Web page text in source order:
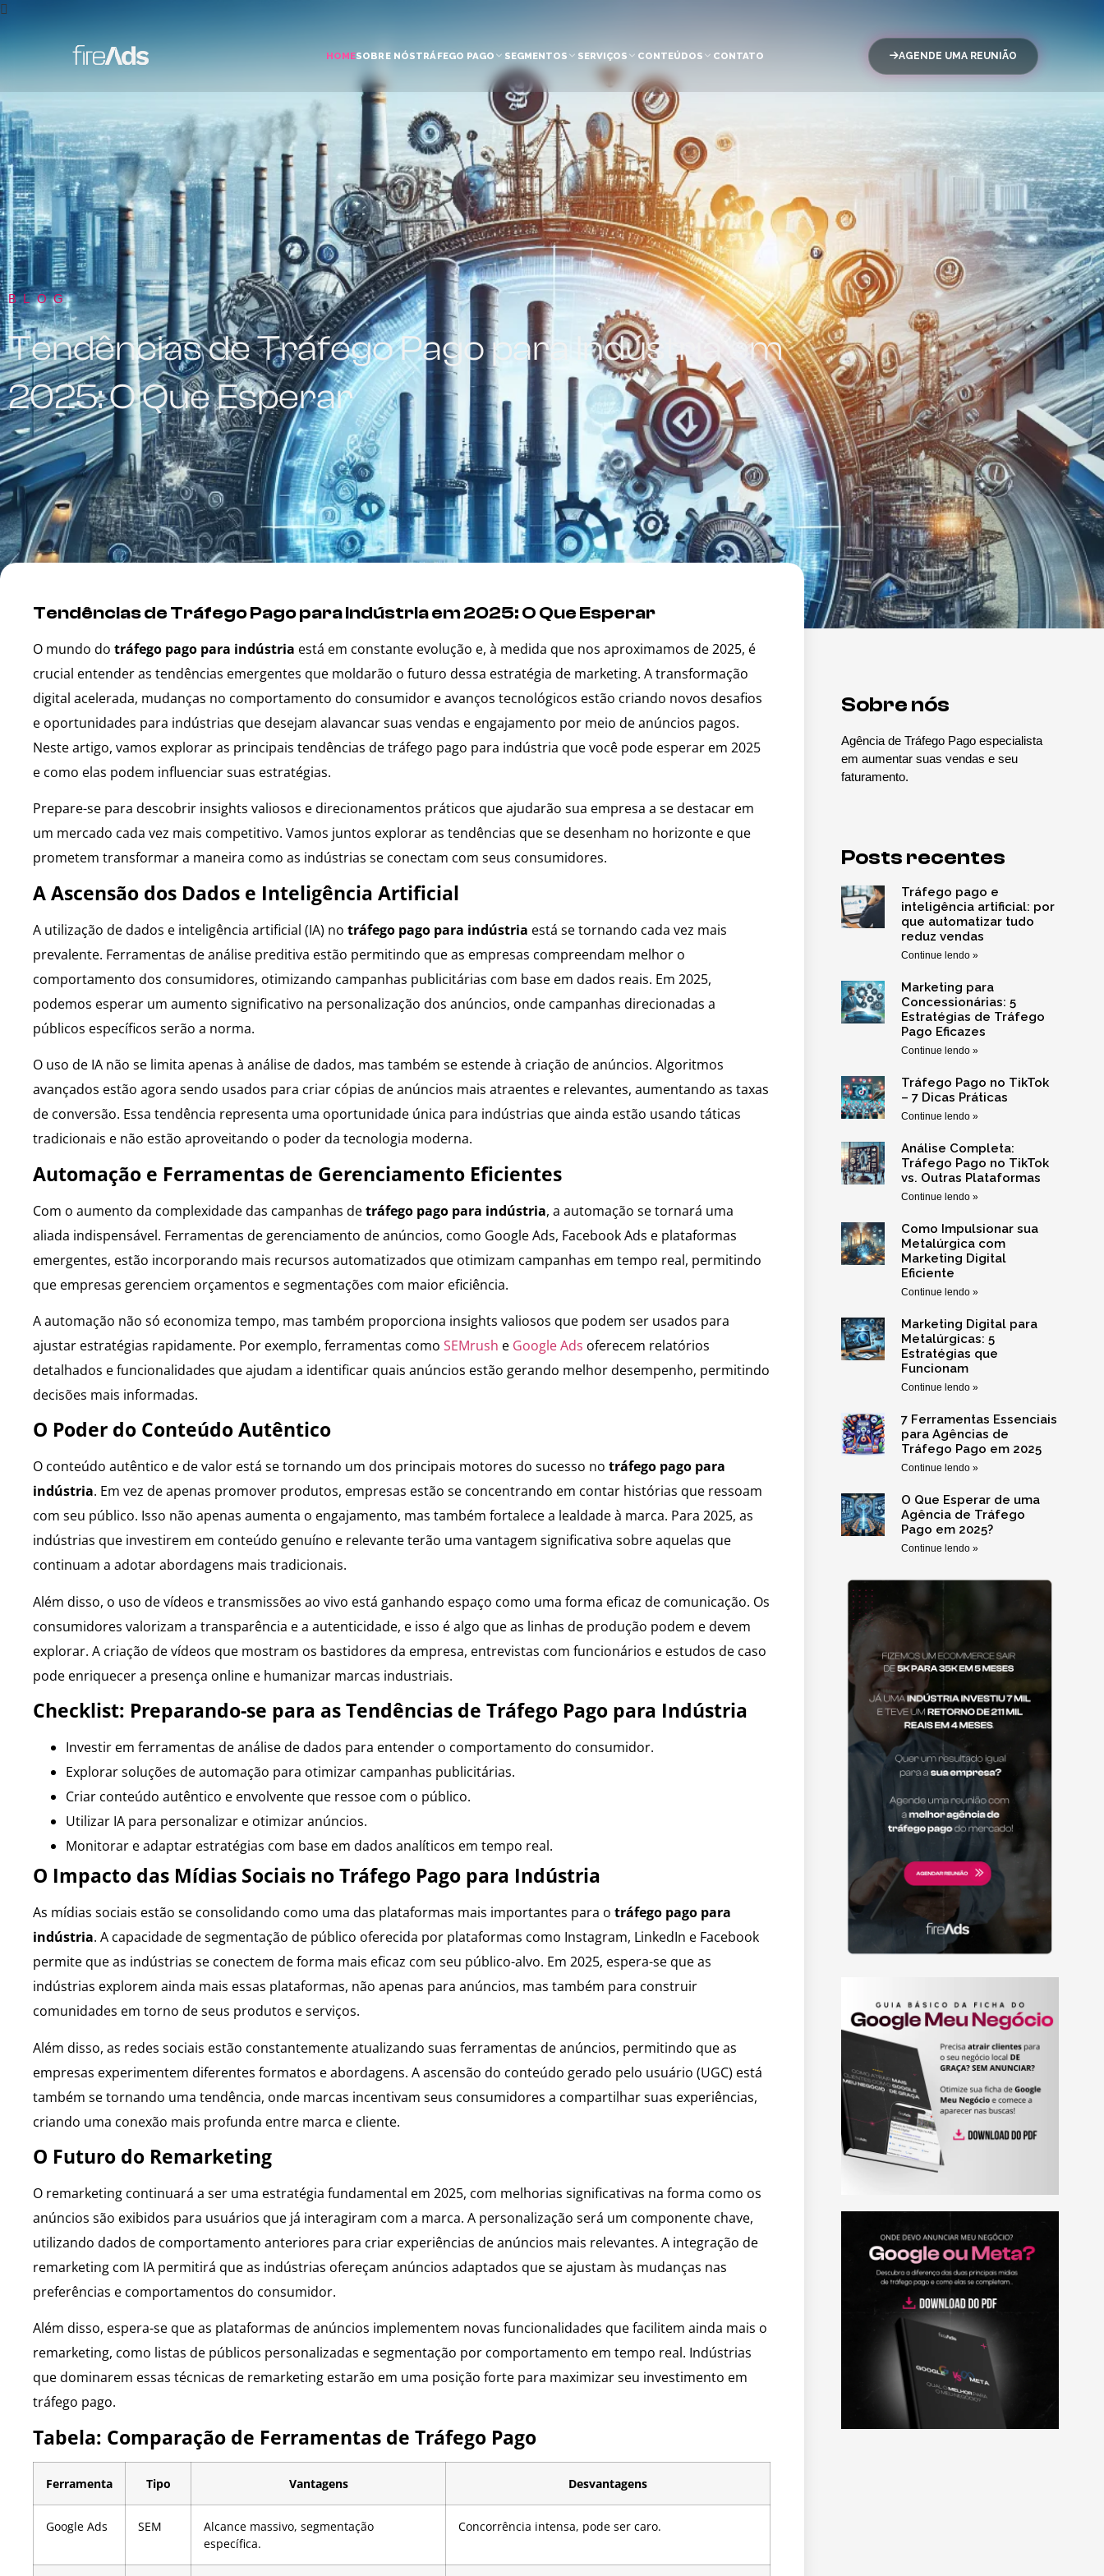
HOMESOBRE NÓSTRÁFEGO PAGO SEGMENTOS SERVIÇOS CONTEÚDOS CONTATO AGENDE UMA REUNIÃO
BLOG
Tendências de Tráfego Pago para Indústria em
2025: O Que Esperar
Tendências de Tráfego Pago para Indústria em 2025: O Que Esperar
O mundo do tráfego pago para indústria está em constante evolução e, à medida que nos aproximamos de 2025, é
crucial entender as tendências emergentes que moldarão o futuro dessa estratégia de marketing. A transformação
digital acelerada, mudanças no comportamento do consumidor e avanços tecnológicos estão criando novos desafios
e oportunidades para indústrias que desejam alavancar suas vendas e engajamento por meio de anúncios pagos.
Neste artigo, vamos explorar as principais tendências de tráfego pago para indústria que você pode esperar em 2025
e como elas podem influenciar suas estratégias.
Prepare-se para descobrir insights valiosos e direcionamentos práticos que ajudarão sua empresa a se destacar em
um mercado cada vez mais competitivo. Vamos juntos explorar as tendências que se desenham no horizonte e que
prometem transformar a maneira como as indústrias se conectam com seus consumidores.
A Ascensão dos Dados e Inteligência Artificial
A utilização de dados e inteligência artificial (IA) no tráfego pago para indústria está se tornando cada vez mais
prevalente. Ferramentas de análise preditiva estão permitindo que as empresas compreendam melhor o
comportamento dos consumidores, otimizando campanhas publicitárias com base em dados reais. Em 2025,
podemos esperar um aumento significativo na personalização dos anúncios, onde campanhas direcionadas a
públicos específicos serão a norma.
O uso de IA não se limita apenas à análise de dados, mas também se estende à criação de anúncios. Algoritmos
avançados estão agora sendo usados para criar cópias de anúncios mais atraentes e relevantes, aumentando as taxas
de conversão. Essa tendência representa uma oportunidade única para indústrias que ainda estão usando táticas
tradicionais e não estão aproveitando o poder da tecnologia moderna.
Automação e Ferramentas de Gerenciamento Eficientes
Com o aumento da complexidade das campanhas detráfego pago para indústria, a automação se tornará uma
aliada indispensável. Ferramentas de gerenciamento de anúncios, como Google Ads, Facebook Ads e plataformas
emergentes, estão incorporando mais recursos automatizados que otimizam campanhas em tempo real, permitindo
que empresas gerenciem orçamentos e segmentações com maior eficiência.
A automação não só economiza tempo, mas também proporciona insights valiosos que podem ser usados para
ajustar estratégias rapidamente. Por exemplo, ferramentas como SEMrush e Google Ads oferecem relatórios
detalhados e funcionalidades que ajudam a identificar quais anúncios estão gerando melhor desempenho, permitindo
decisões mais informadas.
O Poder do Conteúdo Autêntico
O conteúdo autêntico e de valor está se tornando um dos principais motores do sucesso no tráfego pago para
indústria. Em vez de apenas promover produtos, empresas estão se concentrando em contar histórias que ressoam
com seu público. Isso não apenas aumenta o engajamento, mas também fortalece a lealdade à marca. Para 2025, as
indústrias que investirem em conteúdo genuíno e relevante terão uma vantagem significativa sobre aquelas que
continuam a adotar abordagens mais tradicionais.
Além disso, o uso de vídeos e transmissões ao vivo está ganhando espaço como uma forma eficaz de comunicação. Os
consumidores valorizam a transparência e a autenticidade, e isso é algo que as linhas de produção podem e devem
explorar. A criação de vídeos que mostram os bastidores da empresa, entrevistas com funcionários e estudos de caso
pode enriquecer a presença online e humanizar marcas industriais.
Checklist: Preparando-se para as Tendências de Tráfego Pago para Indústria
Investir em ferramentas de análise de dados para entender o comportamento do consumidor.
Explorar soluções de automação para otimizar campanhas publicitárias.
Criar conteúdo autêntico e envolvente que ressoe com o público.
Utilizar IA para personalizar e otimizar anúncios.
Monitorar e adaptar estratégias com base em dados analíticos em tempo real.
O Impacto das Mídias Sociais no Tráfego Pago para Indústria
As mídias sociais estão se consolidando como uma das plataformas mais importantes para o tráfego pago para
indústria. A capacidade de segmentação de público oferecida por plataformas como Instagram, LinkedIn e Facebook
permite que as indústrias se conectem de forma mais eficaz com seu público-alvo. Em 2025, espera-se que as
indústrias explorem ainda mais essas plataformas, não apenas para anúncios, mas também para construir
comunidades em torno de seus produtos e serviços.
Além disso, as redes sociais estão constantemente atualizando suas ferramentas de anúncios, permitindo que as
empresas experimentem diferentes formatos e abordagens. A ascensão do conteúdo gerado pelo usuário (UGC) está
também se tornando uma tendência, onde marcas incentivam seus consumidores a compartilhar suas experiências,
criando uma conexão mais profunda entre marca e cliente.
O Futuro do Remarketing
O remarketing continuará a ser uma estratégia fundamental em 2025, com melhorias significativas na forma como os
anúncios são exibidos para usuários que já interagiram com a marca. A personalização será um componente chave,
utilizando dados de comportamento anteriores para criar experiências de anúncios mais relevantes. A integração de
remarketing com IA permitirá que as indústrias ofereçam anúncios adaptados que se ajustam às mudanças nas
preferências e comportamentos do consumidor.
Além disso, espera-se que as plataformas de anúncios implementem novas funcionalidades que facilitem ainda mais o
remarketing, como listas de públicos personalizadas e segmentação por comportamento em tempo real. Indústrias
que dominarem essas técnicas de remarketing estarão em uma posição forte para maximizar seu investimento em
tráfego pago.
Tabela: Comparação de Ferramentas de Tráfego Pago
Ferramenta Tipo Vantagens Desvantagens
Google Ads SEM
Alcance massivo, segmentação
específica.
Concorrência intensa, pode ser caro.
Sobre nós
Agência de Tráfego Pago especialista
em aumentar suas vendas e seu
faturamento.
Posts recentes
Tráfego pago e
inteligência artificial: por
que automatizar tudo
reduz vendas
Continue lendo »
Marketing para
Concessionárias: 5
Estratégias de Tráfego
Pago Eficazes
Continue lendo »
Tráfego Pago no TikTok
– 7 Dicas Práticas
Continue lendo »
Análise Completa:
Tráfego Pago no TikTok
vs. Outras Plataformas
Continue lendo »
Como Impulsionar sua
Metalúrgica com
Marketing Digital
Eficiente
Continue lendo »
Marketing Digital para
Metalúrgicas: 5
Estratégias que
Funcionam
Continue lendo »
7 Ferramentas Essenciais
para Agências de
Tráfego Pago em 2025
Continue lendo »
O Que Esperar de uma
Agência de Tráfego
Pago em 2025?
Continue lendo »